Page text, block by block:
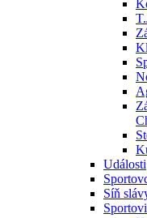
Události
Síň